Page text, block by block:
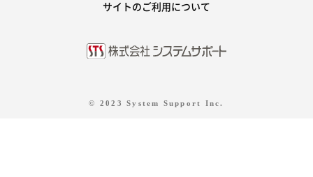
サイトのご利用について
© 2023 System Support Inc.